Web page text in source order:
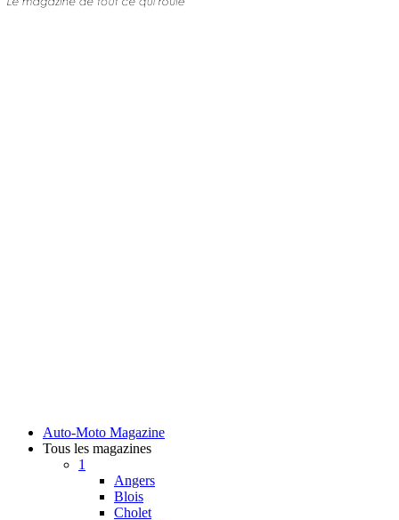
Auto-Moto Magazine
Tous les magazines
1
Angers
Blois
Cholet